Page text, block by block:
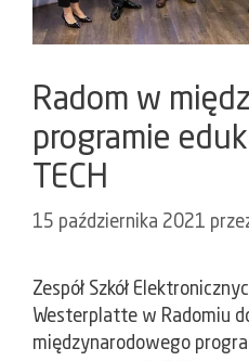
Radom w
programie
TECH
15 października 2021
Zespół Szkół
Westerplatte w Radomiu
międzynarodowego